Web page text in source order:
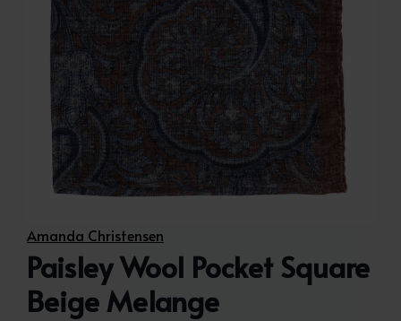
Amanda Christensen
Paisley Wool Pocket Square
Beige Melange